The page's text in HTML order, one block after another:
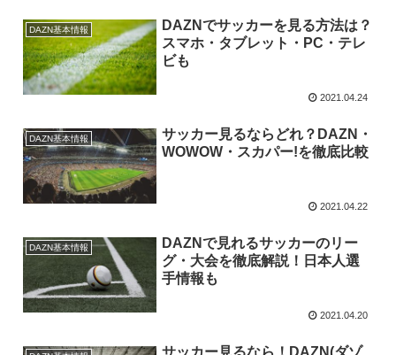
DAZN基本情報
DAZNでサッカーを見る方法は？
スマホ・タブレット・PC・テレ
ビも
2021.04.24
DAZN基本情報
サッカー見るならどれ？DAZN・
WOWOW・スカパー!を徹底比較
2021.04.22
DAZN基本情報
DAZNで見れるサッカーのリー
グ・大会を徹底解説！日本人選
手情報も
2021.04.20
サッカー見るなら！DAZN(ダゾ